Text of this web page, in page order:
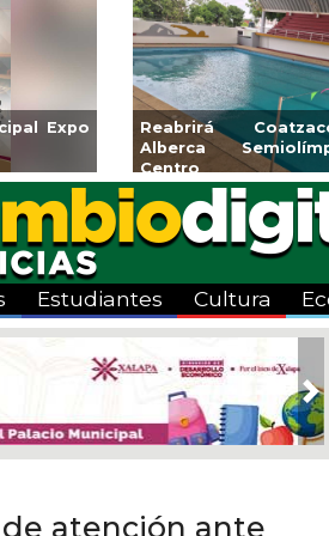
la
Zona
Invita
a
Viva”
Estudiantes Cultura
atención ante